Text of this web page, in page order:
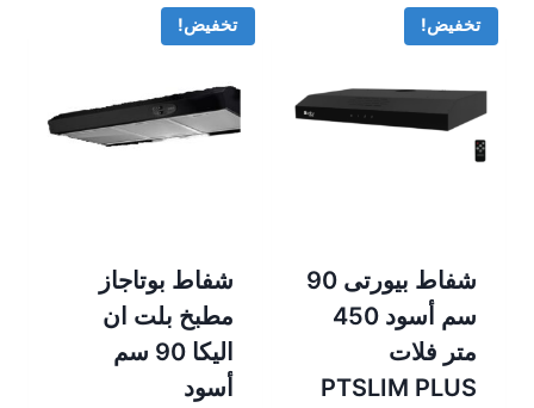
تخفيض!
شفاط بيورتى 90
سم أسود 450
متر فلات
PTSLIM PLUS
تخفيض!
شفاط بوتاجاز
مطبخ بلت ان
اليكا 90 سم
أسود